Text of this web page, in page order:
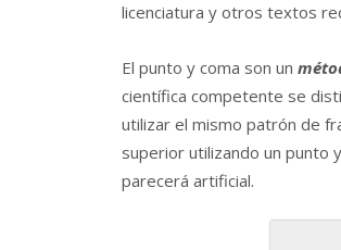
licenciatura y otros textos
El punto y coma son un
científica competente se
utilizar el mismo patrón de
superior utilizando un punto
parecerá artificial.